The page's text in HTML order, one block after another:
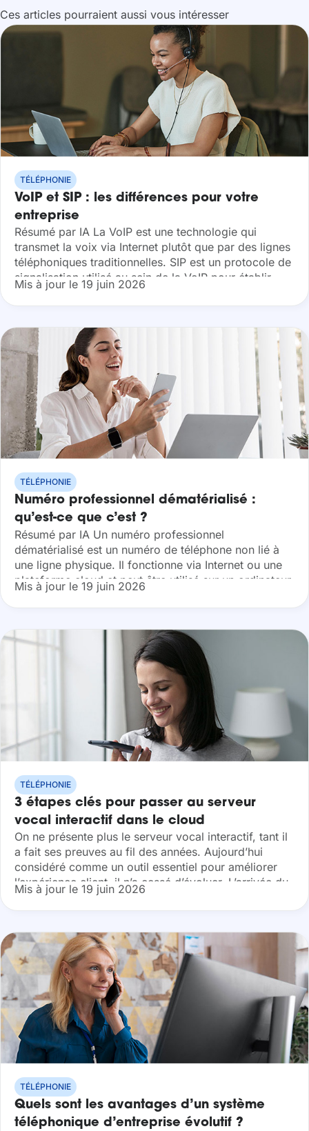
Ces articles pourraient aussi vous intéresser
TÉLÉPHONIE
VoIP et SIP : les différences pour votre
entreprise
Résumé par IA La VoIP est une technologie qui
transmet la voix via Internet plutôt que par des lignes
téléphoniques traditionnelles. SIP est un protocole de
signalisation utilisé au sein de la VoIP pour établir,
gérer...
Mis à jour le 19 juin 2026
TÉLÉPHONIE
Numéro professionnel dématérialisé :
qu’est-ce que c’est ?
Résumé par IA Un numéro professionnel
dématérialisé est un numéro de téléphone non lié à
une ligne physique. Il fonctionne via Internet ou une
plateforme cloud et peut être utilisé sur un ordinateur,
un mobile ou...
Mis à jour le 19 juin 2026
TÉLÉPHONIE
3 étapes clés pour passer au serveur
vocal interactif dans le cloud
On ne présente plus le serveur vocal interactif, tant il
a fait ses preuves au fil des années. Aujourd’hui
considéré comme un outil essentiel pour améliorer
l’expérience client, il n’a cessé d’évoluer. L’arrivée du
cloud en...
Mis à jour le 19 juin 2026
TÉLÉPHONIE
Quels sont les avantages d’un système
téléphonique d’entreprise évolutif ?